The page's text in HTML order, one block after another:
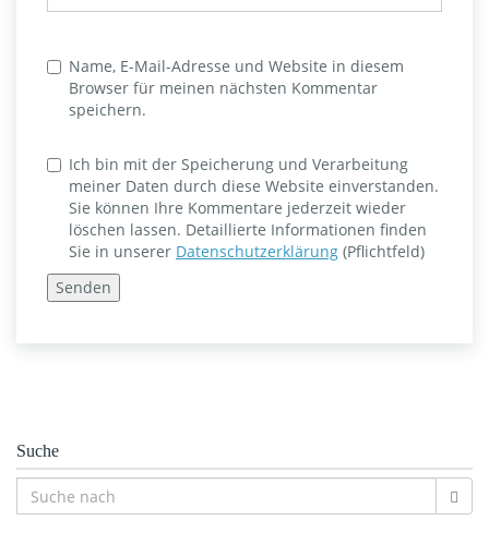
Name, E-Mail-Adresse und Website in diesem
Browser für meinen nächsten Kommentar
speichern.
Ich bin mit der Speicherung und Verarbeitung
meiner Daten durch diese Website einverstanden.
Sie können Ihre Kommentare jederzeit wieder
löschen lassen. Detaillierte Informationen finden
Sie in unserer Datenschutzerklärung (Pflichtfeld)
Suche